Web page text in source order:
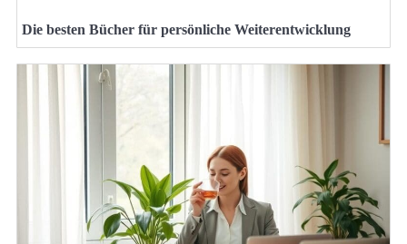
Die besten Bücher für persönliche Weiterentwicklung